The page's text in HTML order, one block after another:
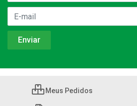
Meus Pedidos